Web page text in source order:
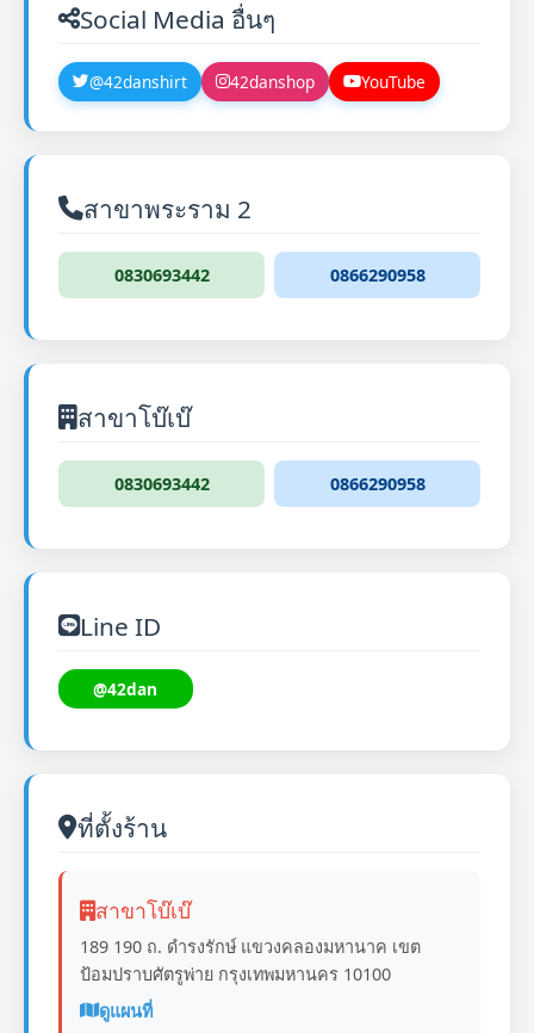
Social Media อื่นๆ
@42danshirt 42danshop YouTube
สาขาพระราม 2
0830693442 0866290958
สาขาโบ๊เบ๊
0830693442 0866290958
Line ID
@42dan
ที่ตั้งร้าน
สาขาโบ๊เบ๊
189 190 ถ. ดำรงรักษ์ แขวงคลองมหานาค เขต
ป้อมปราบศัตรูพ่าย กรุงเทพมหานคร 10100
ดูแผนที่